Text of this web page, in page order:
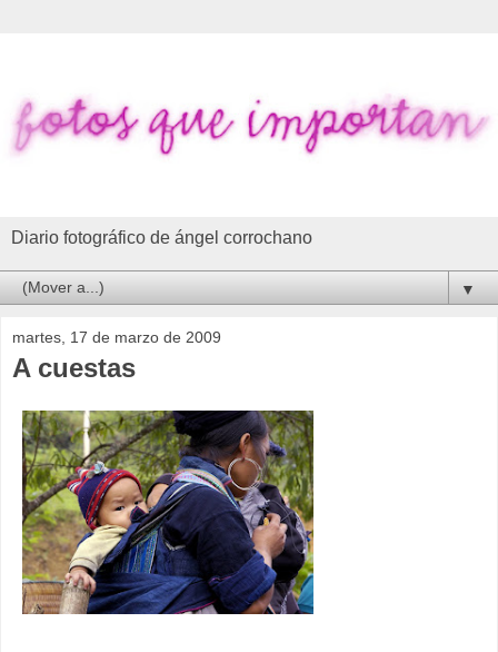
Diario fotográfico de ángel corrochano
▼
martes, 17 de marzo de 2009
A cuestas